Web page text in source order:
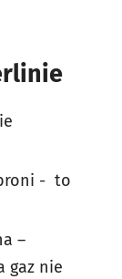
- to
–
gaz nie